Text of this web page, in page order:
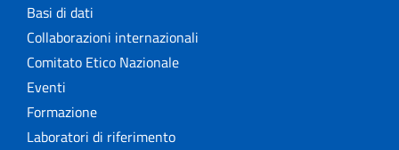
Basi di dati
Collaborazioni internazionali
Comitato Etico Nazionale
Eventi
Formazione
Laboratori di riferimento